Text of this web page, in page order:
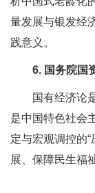
量发展与银发经
践意义。
6. 国务院国
国有经济论
是中国特色社会
定与宏观调控的
展、保障民生福